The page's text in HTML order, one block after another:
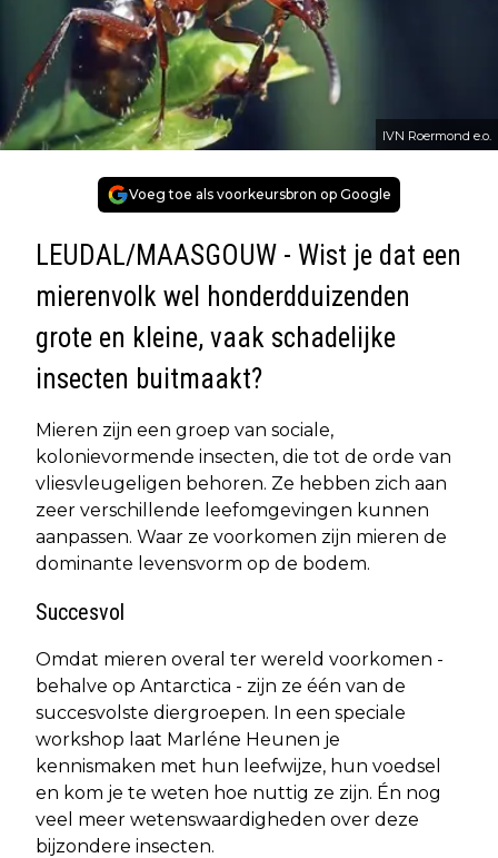
IVN Roermond e.o.
Voeg toe als voorkeursbron op Google
LEUDAL/MAASGOUW - Wist je dat een
mierenvolk wel honderdduizenden
grote en kleine, vaak schadelijke
insecten buitmaakt?
Mieren zijn een groep van sociale,
kolonievormende insecten, die tot de orde van
vliesvleugeligen behoren. Ze hebben zich aan
zeer verschillende leefomgevingen kunnen
aanpassen. Waar ze voorkomen zijn mieren de
dominante levensvorm op de bodem.
Succesvol
Omdat mieren overal ter wereld voorkomen -
behalve op Antarctica - zijn ze één van de
succesvolste diergroepen. In een speciale
workshop laat Marléne Heunen je
kennismaken met hun leefwijze, hun voedsel
en kom je te weten hoe nuttig ze zijn. Én nog
veel meer wetenswaardigheden over deze
bijzondere insecten.